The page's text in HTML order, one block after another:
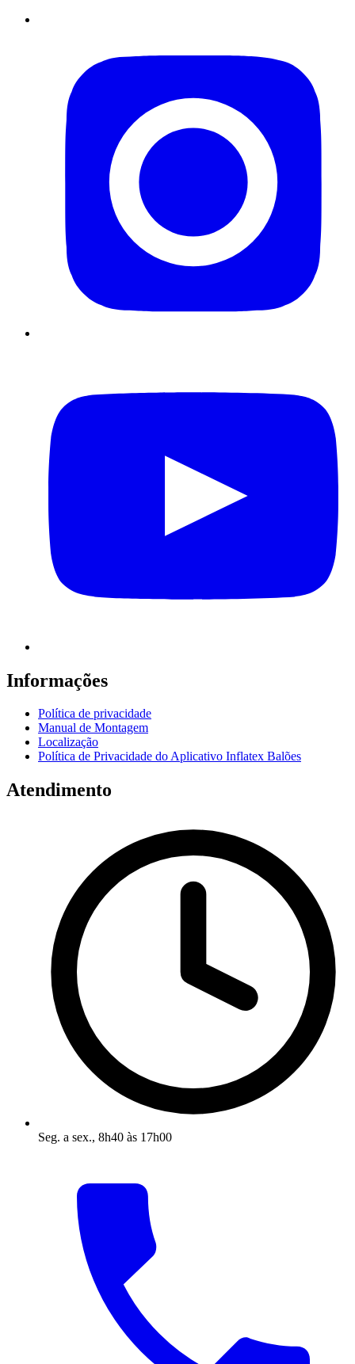
Informações
Política de privacidade
Manual de Montagem
Localização
Política de Privacidade do Aplicativo Inflatex Balões
Atendimento
Seg. a sex., 8h40 às 17h00